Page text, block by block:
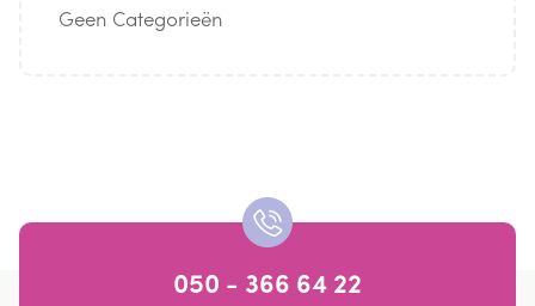
Geen Categorieën
050 - 366 64 22